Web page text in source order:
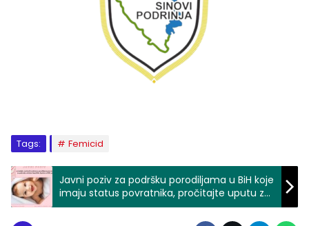
Tags: Femicid
Javni poziv za podršku porodiljama u BiH koje
imaju status povratnika, pročitajte uputu za
prijavu iz Zvornika